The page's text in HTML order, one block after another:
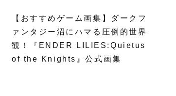
【おすすめゲーム画集】ダークフ
ァンタジー沼にハマる圧倒的世界
観！『ENDER LILIES:Quietus
of the Knights』公式画集